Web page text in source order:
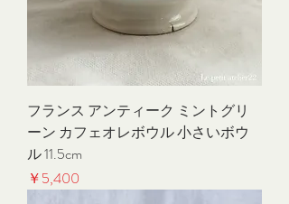
フランス アンティーク ミントグリ
ーン カフェオレボウル 小さいボウ
ル 11.5cm
価格
￥5,400